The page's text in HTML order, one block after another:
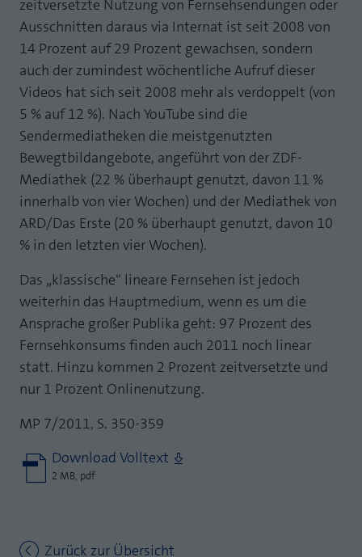
zeitversetzte Nutzung von Fernsehsendungen oder
Ausschnitten daraus via Internat ist seit 2008 von
14 Prozent auf 29 Prozent gewachsen, sondern
auch der zumindest wöchentliche Aufruf dieser
Videos hat sich seit 2008 mehr als verdoppelt (von
5 % auf 12 %). Nach YouTube sind die
Sendermediatheken die meistgenutzten
Bewegtbildangebote, angeführt von der ZDF-
Mediathek (22 % überhaupt genutzt, davon 11 %
innerhalb von vier Wochen) und der Mediathek von
ARD/Das Erste (20 % überhaupt genutzt, davon 10
% in den letzten vier Wochen).
Das „klassische“ lineare Fernsehen ist jedoch
weiterhin das Hauptmedium, wenn es um die
Ansprache großer Publika geht: 97 Prozent des
Fernsehkonsums finden auch 2011 noch linear
statt. Hinzu kommen 2 Prozent zeitversetzte und
nur 1 Prozent Onlinenutzung.
MP 7/2011, S. 350-359
Download Volltext
2 MB, pdf
Zurück zur Übersicht